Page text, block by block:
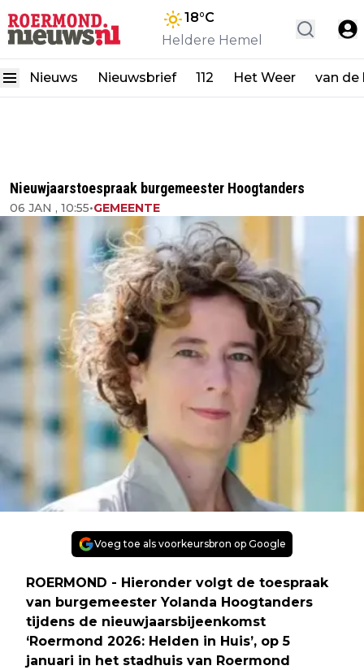
18°C
Heldere Hemel
Nieuws Nieuwsbrief 112 Het Weer van de
Nieuwjaarstoespraak burgemeester Hoogtanders
06 JAN , 10:55•GEMEENTE
Voeg toe als voorkeursbron op Google
ROERMOND - Hieronder volgt de toespraak
van burgemeester Yolanda Hoogtanders
tijdens de nieuwjaarsbijeenkomst
‘Roermond 2026: Helden in Huis’, op 5
januari in het stadhuis van Roermond